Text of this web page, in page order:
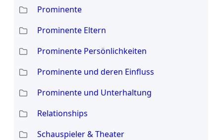
Prominente
Prominente Eltern
Prominente Persönlichkeiten
Prominente und deren Einfluss
Prominente und Unterhaltung
Relationships
Schauspieler & Theater